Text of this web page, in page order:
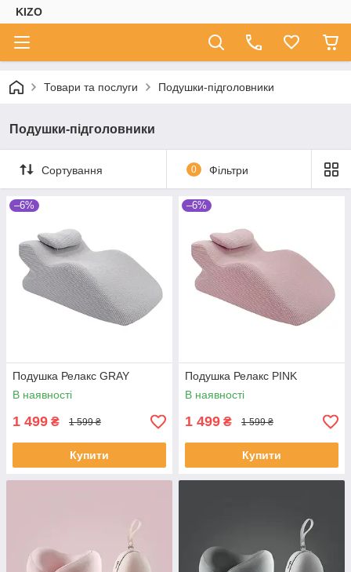
KIZO
Товари та послуги Подушки-підголовники
Подушки-підголовники
Сортування 0 Фільтри
–6%
Подушка Релакс GRAY
В наявності
1 499 ₴ 1 599 ₴
Купити
–6%
Подушка Релакс PINK
В наявності
1 499 ₴ 1 599 ₴
Купити